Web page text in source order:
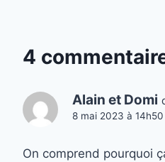
4
Alain et Domi
8 mai 2023 à 14h50
On comprend pourquoi